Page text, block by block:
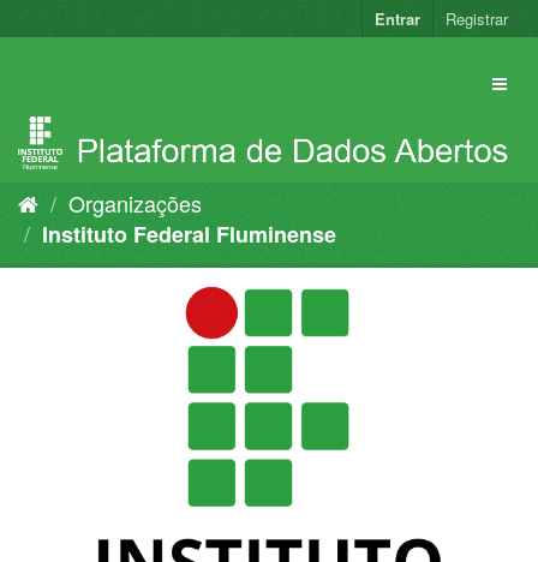
para
Entrar Registrar
Organizações
Instituto Federal Fluminense